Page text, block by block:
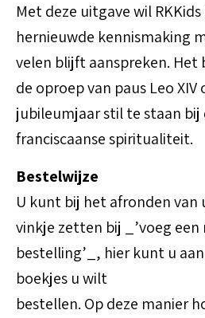
Met deze uitgave wil
hernieuwde kennismaking
velen blijft aanspreken. Het
de oproep van paus Leo
jubileumjaar stil te staan
franciscaanse spiritualiteit.
Bestelwijze
U kunt bij het afronden van
vinkje zetten bij _’voeg
bestelling’_, hier kunt u
boekjes u wilt
bestellen. Op deze manier